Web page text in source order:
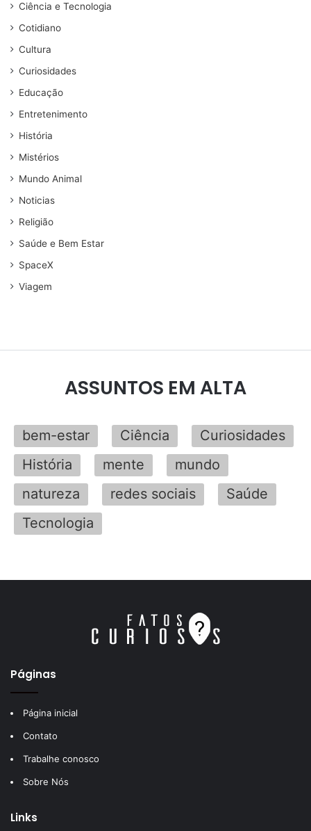
Ciência e Tecnologia
Cotidiano
Cultura
Curiosidades
Educação
Entretenimento
História
Mistérios
Mundo Animal
Noticias
Religião
Saúde e Bem Estar
SpaceX
Viagem
ASSUNTOS EM ALTA
bem-estar Ciência
Curiosidades
História
mente
mundo
natureza
redes sociais
Saúde
Tecnologia
Páginas
Página inicial
Contato
Trabalhe conosco
Sobre Nós
Links